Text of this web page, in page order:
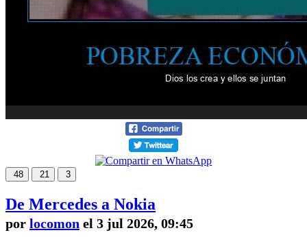
48 21 3
De Mercedes a Nokia
por locomon el 3 jul 2026, 09:45